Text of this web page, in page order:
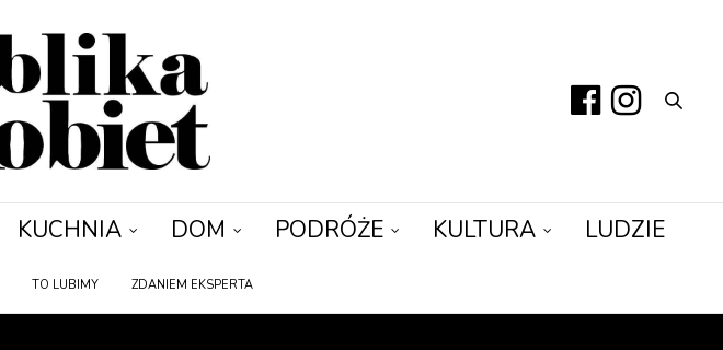
KUCHNIA DOM PODRÓŻE KULTURA LUDZIE
TO LUBIMY ZDANIEM EKSPERTA